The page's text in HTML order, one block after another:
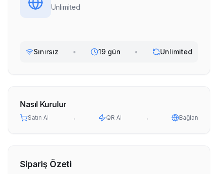
Unlimited
Sınırsız • 19 gün • Unlimited
Nasıl Kurulur
Satın Al → QR Al → Bağlan
Sipariş Özeti